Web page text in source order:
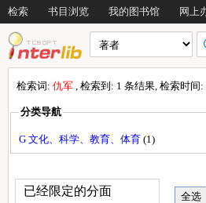
检索 书目浏览 我的图书馆 网上
检索词: 仇军 , 检索到: 1 条结果, 检索时间
分类导航
G 文化、科学、教育、体育 (1)
已经限定的分面